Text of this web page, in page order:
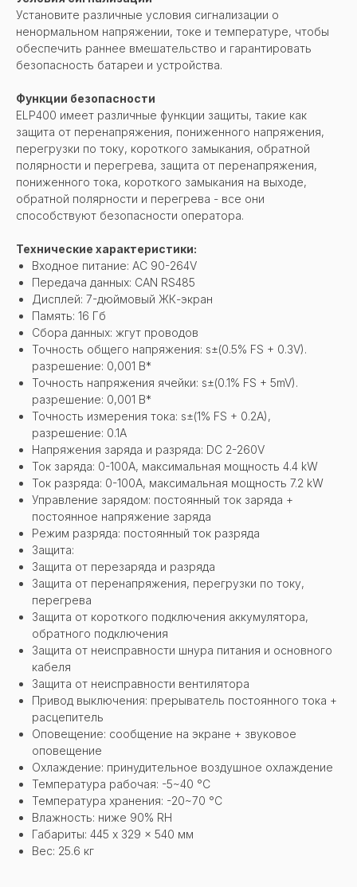
Установите различные условия сигнализации о
ненормальном напряжении, токе и температуре, чтобы
обеспечить раннее вмешательство и гарантировать
безопасность батареи и устройства.
Функции безопасности
ELP400 имеет различные функции защиты, такие как
защита от перенапряжения, пониженного напряжения,
перегрузки по току, короткого замыкания, обратной
полярности и перегрева, защита от перенапряжения,
пониженного тока, короткого замыкания на выходе,
обратной полярности и перегрева - все они
способствуют безопасности оператора.
Технические характеристики:
Входное питание: AC 90-264V
Передача данных: CAN RS485
Дисплей: 7-дюймовый ЖК-экран
Память: 16 Гб
Сбора данных: жгут проводов
Точность общего напряжения: s±(0.5% FS + 0.3V).
разрешение: 0,001 В*
Точность напряжения ячейки: s±(0.1% FS + 5mV).
разрешение: 0,001 В*
Точность измерения тока: s±(1% FS + 0.2A),
разрешение: 0.1A
Напряжения заряда и разряда: DC 2-260V
Ток заряда: 0-100A, максимальная мощность 4.4 kW
Ток разряда: 0-100A, максимальная мощность 7.2 kW
Управление зарядом: постоянный ток заряда +
постоянное напряжение заряда
Режим разряда: постоянный ток разряда
Защита:
Защита от перезаряда и разряда
Защита от перенапряжения, перегрузки по току,
перегрева
Защита от короткого подключения аккумулятора,
обратного подключения
Защита от неисправности шнура питания и основного
кабеля
Защита от неисправности вентилятора
Привод выключения: прерыватель постоянного тока +
расцепитель
Оповещение: сообщение на экране + звуковое
оповещение
Охлаждение: принудительное воздушное охлаждение
Температура рабочая: -5~40 °C
Температура хранения: -20~70 °C
Влажность: ниже 90% RH
Габариты: 445 x 329 x 540 мм
Вес: 25.6 кг